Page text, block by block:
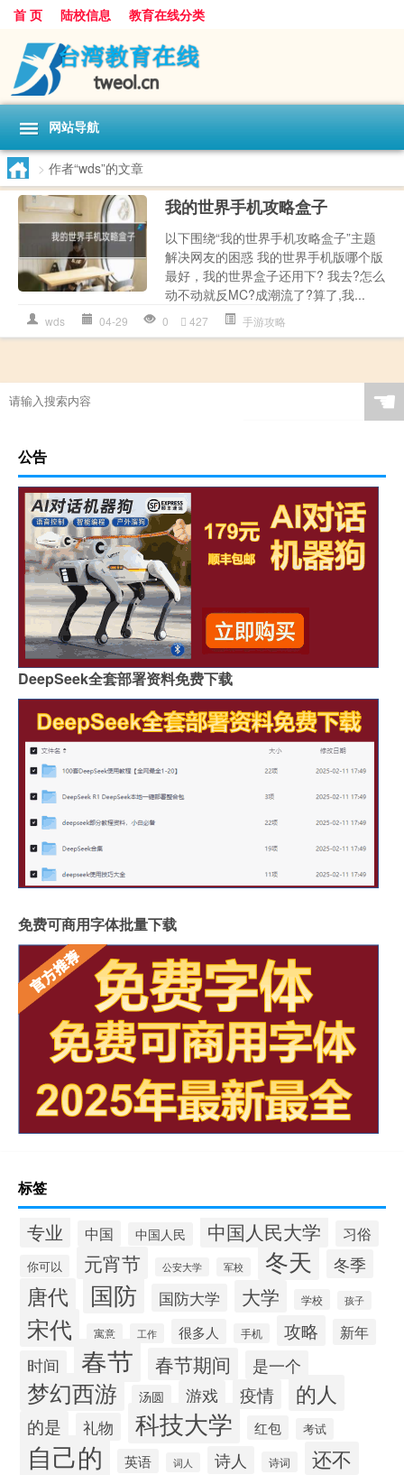
首 页 陆校信息 教育在线分类
网站导航
> 作者“wds”的文章
我的世界手机攻略盒子
以下围绕“我的世界手机攻略盒子”主题
解决网友的困惑 我的世界手机版哪个版
最好，我的世界盒子还用下? 我去?怎么
动不动就反MC?成潮流了?算了,我...
wds 04-29 0 427 手游攻略
☚
公告
DeepSeek全套部署资料免费下载
免费可商用字体批量下载
标签
专业 中国 中国人民 中国人民大学 习俗
你可以 元宵节 公安大学 军校 冬天 冬季
唐代 国防 国防大学 大学 学校 孩子
宋代 寓意 工作 很多人 手机 攻略 新年
时间 春节 春节期间 是一个
梦幻西游 汤圆 游戏 疫情 的人
的是 礼物 科技大学 红包 考试
自己的 英语 词人 诗人 诗词 还不